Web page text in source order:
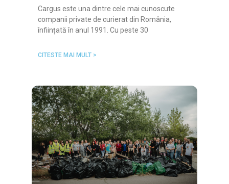
Cargus este una dintre cele mai cunoscute
companii private de curierat din România,
înființată în anul 1991. Cu peste 30
CITESTE MAI MULT >